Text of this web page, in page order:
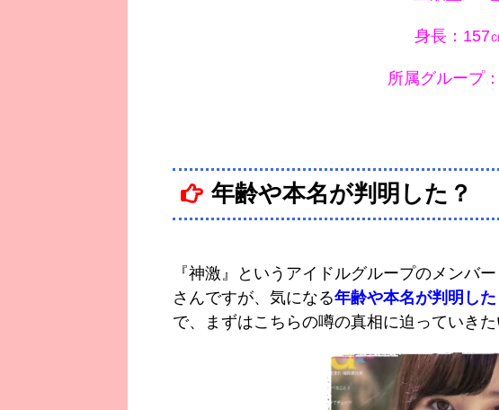
身長：157
所属グループ
年齢や本名が判明した？
『神激』というアイドルグループのメンバ
さんですが、気になる年齢や本名が判明した
で、まずはこちらの噂の真相に迫っていきた